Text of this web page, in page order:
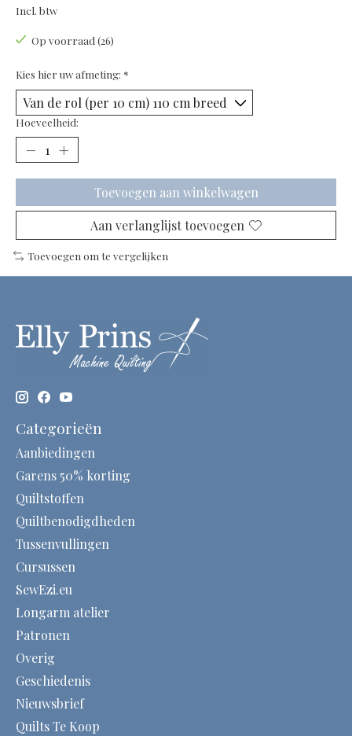
Incl. btw
Op voorraad (26)
Kies hier uw afmeting: *
Hoeveelheid:
Toevoegen aan winkelwagen
Aan verlanglijst toevoegen
Toevoegen om te vergelijken
Categorieën
Aanbiedingen
Garens 50% korting
Quiltstoffen
Quiltbenodigdheden
Tussenvullingen
Cursussen
SewEzi.eu
Longarm atelier
Patronen
Overig
Geschiedenis
Nieuwsbrief
Quilts Te Koop